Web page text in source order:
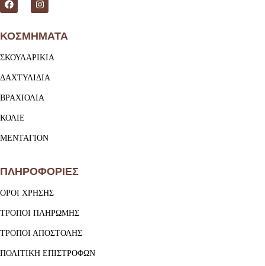
ΚΟΣΜΗΜΑΤΑ
ΣΚΟΥΛΑΡΙΚΙΑ
ΔΑΧΤΥΛΙΔΙΑ
ΒΡΑΧΙΟΛΙΑ
ΚΟΛΙΕ
ΜΕΝΤΑΓΙΟΝ
ΠΛΗΡΟΦΟΡΙΕΣ
ΟΡΟΙ ΧΡΗΣΗΣ
ΤΡΟΠΟΙ ΠΛΗΡΩΜΗΣ
ΤΡΟΠΟΙ ΑΠΟΣΤΟΛΗΣ
ΠΟΛΙΤΙΚΗ ΕΠΙΣΤΡΟΦΩΝ